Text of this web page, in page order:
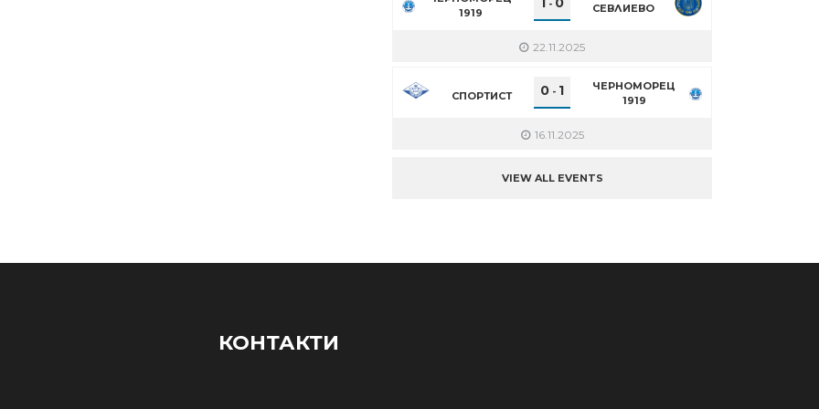
1919
- СЕВЛИЕВО
22.11.2025
СПОРТИСТ 0 - 1
ЧЕРНОМОРЕЦ
1919
16.11.2025
VIEW ALL EVENTS
КОНТАКТИ